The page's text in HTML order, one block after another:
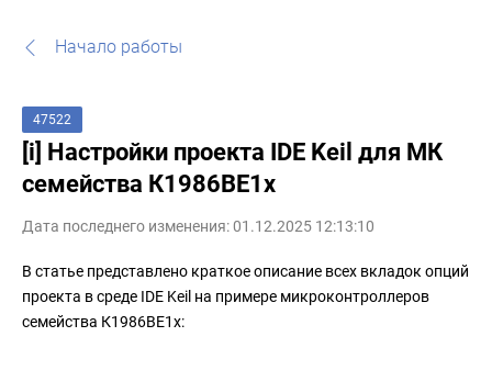
Начало работы
47522
[i] Настройки проекта IDE Keil для МК
семейства К1986ВЕ1x
Дата последнего изменения: 01.12.2025 12:13:10
В статье представлено краткое описание всех вкладок опций
проекта в среде IDE Keil на примере микроконтроллеров
семейства К1986ВЕ1x: